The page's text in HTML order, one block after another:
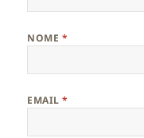
NOME *
EMAIL*